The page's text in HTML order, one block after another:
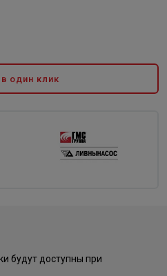
в один клик
будут доступны при